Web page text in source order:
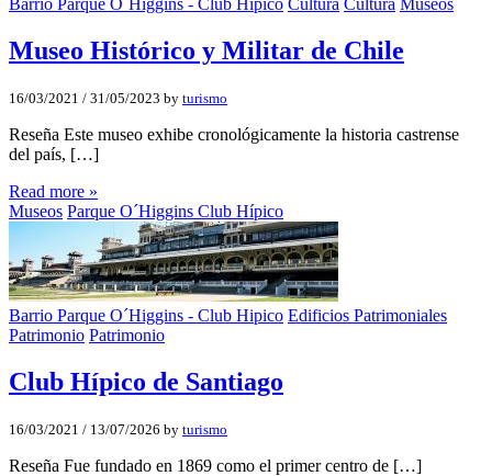
Barrio Parque O´Higgins - Club Hipico Cultura Cultura Museos
Museo Histórico y Militar de Chile
16/03/2021 / 31/05/2023 by turismo
Reseña Este museo exhibe cronológicamente la historia castrense
del país, […]
Read more »
Museos Parque O´Higgins Club Hípico
Barrio Parque O´Higgins - Club Hipico Edificios Patrimoniales
Patrimonio Patrimonio
Club Hípico de Santiago
16/03/2021 / 13/07/2026 by turismo
Reseña Fue fundado en 1869 como el primer centro de […]